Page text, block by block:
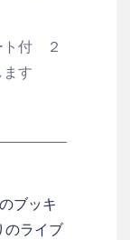
ト付 ２
す
ブッキ
のライブ